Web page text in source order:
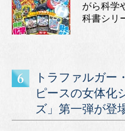
がら科学
科書シリ
トラファルガー
ピースの女体化
ズ」第一弾が登